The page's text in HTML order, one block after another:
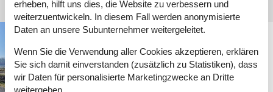
ferienwohnung
erzgebirge 4 personen
erheben, hilft uns dies, die Website zu verbessern und
weiterzuentwickeln. In diesem Fall werden anonymisierte
Daten an unsere Subunternehmer weitergeleitet.
Wenn Sie die Verwendung aller Cookies akzeptieren, erklären
Sie sich damit einverstanden (zusätzlich zu Statistiken), dass
wir Daten für personalisierte Marketingzwecke an Dritte
weitergeben.